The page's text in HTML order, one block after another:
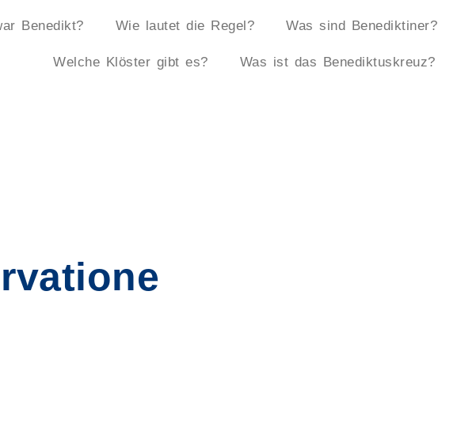
Benedikt? Wie lautet die Regel? Was sind Benediktiner?
Welche Klöster gibt es? Was ist das Benediktuskreuz?